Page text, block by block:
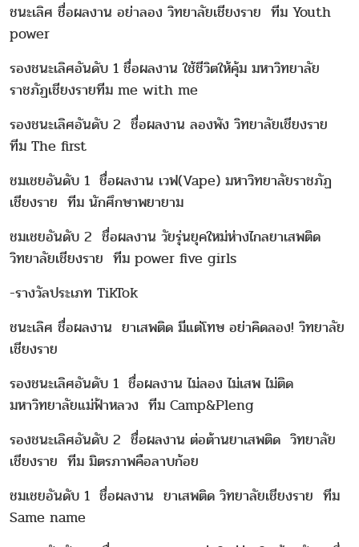
ชนะเลิศ ชื่อผลงาน อย่าลอง วิทยาลัยเชียงราย ทีม Youth
power
รองชนะเลิศอันดับ 1 ชื่อผลงาน ใช้ชีวิตให้คุ้ม มหาวิทยาลัย
ราชภัฏเชียงรายทีม me with me
รองชนะเลิศอันดับ 2 ชื่อผลงาน ลองพัง วิทยาลัยเชียงราย
ทีม The first
ชมเชยอันดับ 1 ชื่อผลงาน เวฟ(Vape) มหาวิทยาลัยราชภัฏ
เชียงราย ทีม นักศึกษาพยายาม
ชมเชยอันดับ 2 ชื่อผลงาน วัยรุ่นยุคใหม่ห่างไกลยาเสพติด
วิทยาลัยเชียงราย ทีม power five girls
-รางวัลประเภท TikTok
ชนะเลิศ ชื่อผลงาน ยาเสพติด มีแต่โทษ อย่าคิดลอง! วิทยาลัย
เชียงราย
รองชนะเลิศอันดับ 1 ชื่อผลงาน ไม่ลอง ไม่เสพ ไม่ติด
มหาวิทยาลัยแม่ฟ้าหลวง ทีม Camp&Pleng
รองชนะเลิศอันดับ 2 ชื่อผลงาน ต่อต้านยาเสพติด วิทยาลัย
เชียงราย ทีม มิตรภาพคือลาบก้อย
ชมเชยอันดับ 1 ชื่อผลงาน ยาเสพติด วิทยาลัยเชียงราย ทีม
Same name